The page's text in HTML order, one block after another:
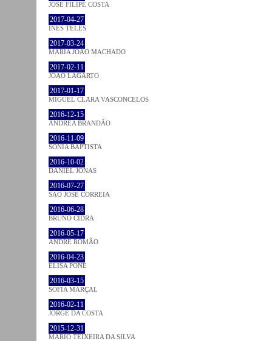
JOSÉ FILIPE COSTA
2017-04-27
INÊS TELES
2017-03-24
MARIA JOÃO MACHADO
2017-02-11
JOÃO LAGARTO
2017-01-17
MIGUEL CLARA VASCONCELOS
2016-12-15
ANDREA BRANDÃO
2016-11-09
SÓNIA BAPTISTA
2016-10-02
DANIEL JONAS
2016-07-27
SÃO JOSÉ CORREIA
2016-06-28
BRUNO CIDRA
2016-05-17
ANDRÉ ROMÃO
2016-04-23
ELISA PÔNE
2016-03-15
SOFIA MARÇAL
2016-02-11
JORGE DA COSTA
2015-12-31
MÁRIO TEIXEIRA DA SILVA